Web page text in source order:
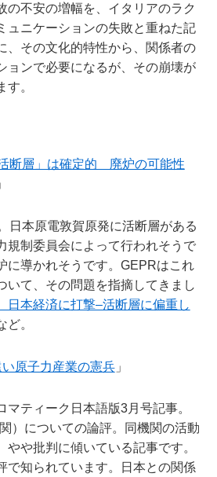
の不安の増幅を、イタリアのラク
ュニケーションの失敗と重ねた記
、その文化的特性から、関係者の
ョンで必要になるが、その崩壊が
。
断層」は確定的 廃炉の可能性
日本原電敦賀原発に活断層がある
規制委員会によって行われそうで
に導かれそうです。GEPRはこれ
いて、その問題を指摘してきまし
日本経済に打撃–活断層に偏重し
ど。
原子力産業の憲兵」
マティーク日本語版3月号記事。
）についての論評。同機関の活動
やや批判に傾いている記事です。
で知られています。日本との関係